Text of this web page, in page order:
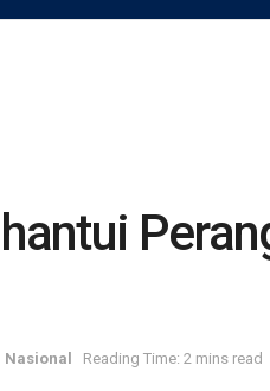
Nasional Reading Time: 2 mins read